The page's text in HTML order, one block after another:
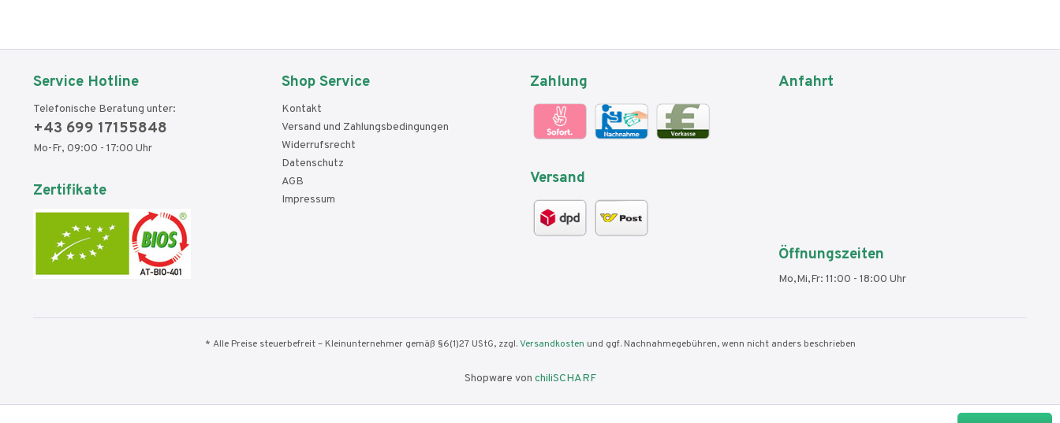
Service Hotline
Telefonische Beratung unter:
+43 699 17155848
Mo-Fr, 09:00 - 17:00 Uhr
Zertifikate
Shop Service
Kontakt
Versand und Zahlungsbedingungen
Widerrufsrecht
Datenschutz
AGB
Impressum
Zahlung
Versand
Anfahrt
Öffnungszeiten
Mo,Mi,Fr: 11:00 - 18:00 Uhr
* Alle Preise steuerbefreit – Kleinunternehmer gemäß §6(1)27 UStG, zzgl.Versandkosten und ggf. Nachnahmegebühren, wenn nicht anders beschrieben
Shopware von chiliSCHARF